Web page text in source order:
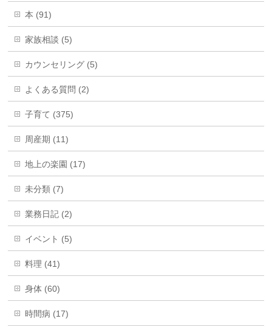
本 (91)
家族相談 (5)
カウンセリング (5)
よくある質問 (2)
子育て (375)
周産期 (11)
地上の楽園 (17)
未分類 (7)
業務日記 (2)
イベント (5)
料理 (41)
身体 (60)
時間病 (17)